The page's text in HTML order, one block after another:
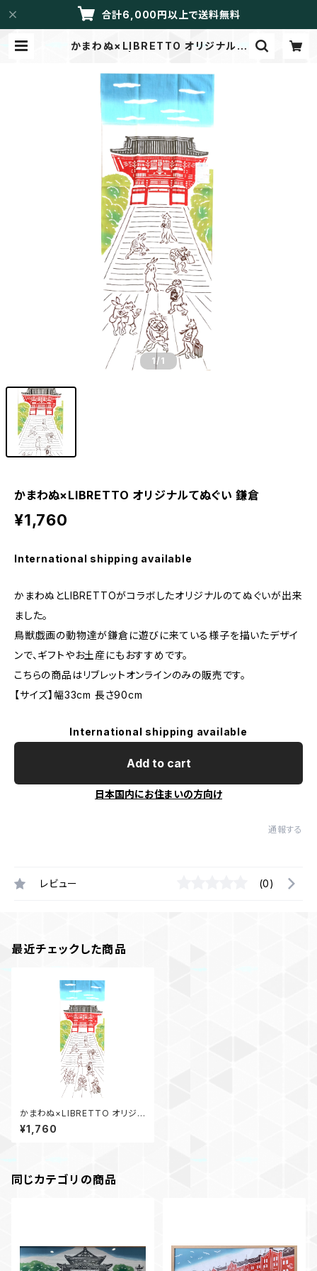
合計6,000円以上で送料無料
かまわぬ×LIBRETTO オリジナルて
1/1
かまわぬ×LIBRETTO オリジナルてぬぐい 鎌倉
¥1,760
International shipping available
かまわぬとLIBRETTOがコラボしたオリジナルのてぬぐいが出来
ました。
鳥獣戯画の動物達が鎌倉に遊びに来ている様子を描いたデザイ
ンで、ギフトやお土産にもおすすめです。
こちらの商品はリブレットオンラインのみの販売です。
【サイズ】幅33cm 長さ90cm
International shipping available
Add to cart
日本国内にお住まいの方向け
通報する
レビュー (0)
最近チェックした商品
かまわぬ×LIBRETTO オリジナ
ルてぬぐい 鎌倉
¥1,760
同じカテゴリの商品